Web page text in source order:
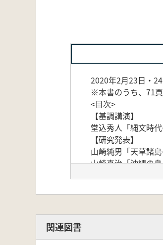
2020年2月23日・
※本書のうち、71
<目次>
【基調講演】
堂込秀人「縄文時
【研究発表】
山崎純男「天草諸島
山崎真治「沖縄の
川口雅之「シマの
関連図書